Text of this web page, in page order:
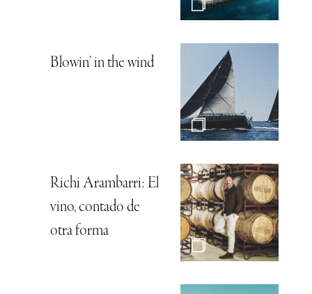
Blowin’ in the wind
Richi Arambarri: El
vino, contado de
otra forma